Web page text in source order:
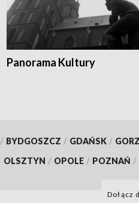
Panorama Kultury
/ BYDGOSZCZ / GDAŃSK /
OLSZTYN / OPOLE / POZNAŃ /
Dołącz